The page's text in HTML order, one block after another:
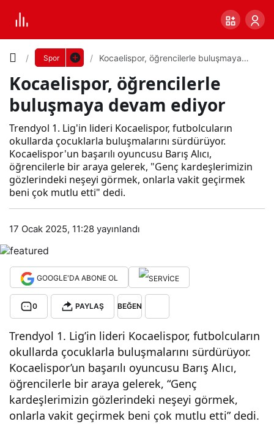
Spor
Kocaelispor, öğrencilerle buluşmaya
Kocaelispor, öğrencilerle
buluşmaya devam ediyor
Trendyol 1. Lig'in lideri Kocaelispor, futbolcuların
okullarda çocuklarla buluşmalarını sürdürüyor.
Kocaelispor'un başarılı oyuncusu Barış Alıcı,
öğrencilerle bir araya gelerek, "Genç kardeşlerimizin
gözlerindeki neşeyi görmek, onlarla vakit geçirmek
beni çok mutlu etti" dedi.
17 Ocak 2025, 11:28 yayınlandı
GOOGLE'DA ABONE OL
0 PAYLAŞ BEĞEN
Trendyol 1. Lig’in lideri Kocaelispor, futbolcuların
okullarda çocuklarla buluşmalarını sürdürüyor.
Kocaelispor’un başarılı oyuncusu Barış Alıcı,
öğrencilerle bir araya gelerek, “Genç
kardeşlerimizin gözlerindeki neşeyi görmek,
onlarla vakit geçirmek beni çok mutlu etti” dedi.
Koc
aeli
spor
enci
lerle
şma
Boyutunu
Küçük 100% Dev
Varsayılana